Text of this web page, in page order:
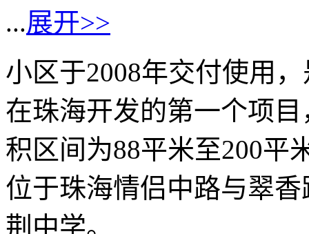
...展开>>
小区于2008年交付使用
在珠海开发的第一个项
积区间为88平米至200平
位于珠海情侣中路与翠
荆中学。